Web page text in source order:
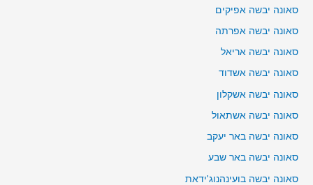
סאונה יבשה אפיקים
סאונה יבשה אפרתה
סאונה יבשה אריאל
סאונה יבשה אשדוד
סאונה יבשה אשקלון
סאונה יבשה אשתאול
סאונה יבשה באר יעקב
סאונה יבשה באר שבע
סאונה יבשה בועינהנוג'ידאת